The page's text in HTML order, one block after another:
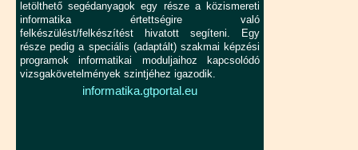
letölthető segédanyagok egy része a közismereti
informatika értettségire való
felkészülést/felkészítést hivatott segíteni. Egy
része pedig a speciális (adaptált) szakmai képzési
programok informatikai moduljaihoz kapcsolódó
vizsgakövetelmények szintjéhez igazodik.
informatika.gtportal.eu